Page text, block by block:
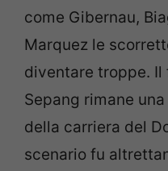
come Gibernau,
Marquez le
diventare troppe. Il
Sepang rimane
della carriera del
scenario fu